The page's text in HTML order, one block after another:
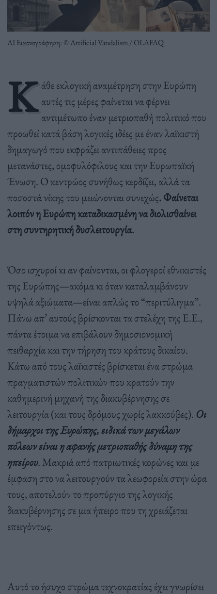
ΑΙ Εικονογράφηση: © Artificial Vandalism / OLAFAQ
Κ άθε εκλογική αναμέτρηση στην Ευρώπη
αυτές τις μέρες φαίνεται να φέρνει
αντιμέτωπο έναν μετριοπαθή πολιτικό που
προωθεί κατά βάση λογικές ιδέες με έναν λαϊκιστή
δημαγωγό που εκφράζει αντιπάθειες προς
μετανάστες, ομοφυλόφιλους και την Ευρωπαϊκή
Ένωση. Ο κεντρώος συνήθως κερδίζει, αλλά τα
ποσοστά νίκης του μειώνονται συνεχώς. Φαίνεται
λοιπόν η Ευρώπη καταδικασμένη να διολισθαίνει
στη συντηρητική δυσλειτουργία.
Όσο ισχυροί κι αν φαίνονται, οι φλογεροί εθνικιστές
της Ευρώπης—ακόμα κι όταν καταλαμβάνουν
υψηλά αξιώματα—είναι απλώς το “περιτύλιγμα”.
Πάνω απ’ αυτούς βρίσκονται τα στελέχη της Ε.Ε.,
πάντα έτοιμα να επιβάλουν δημοσιονομική
πειθαρχία και την τήρηση του κράτους δικαίου.
Κάτω από τους λαϊκιστές βρίσκεται ένα στρώμα
πραγματιστών πολιτικών που κρατούν την
καθημερινή μηχανή της διακυβέρνησης σε
λειτουργία (και τους δρόμους χωρίς λακκούβες). Οι
δήμαρχοι της Ευρώπης, ειδικά των μεγάλων
πόλεων είναι η αφανής μετριοπαθής δύναμη της
ηπείρου. Μακριά από πατριωτικές κορώνες και με
έμφαση στο να λειτουργούν τα λεωφορεία στην ώρα
τους, αποτελούν το προπύργιο της λογικής
διακυβέρνησης σε μια ήπειρο που τη χρειάζεται
επειγόντως.
Αυτό το ήσυχο στρώμα τεχνοκρατίας έχει γνωρίσει